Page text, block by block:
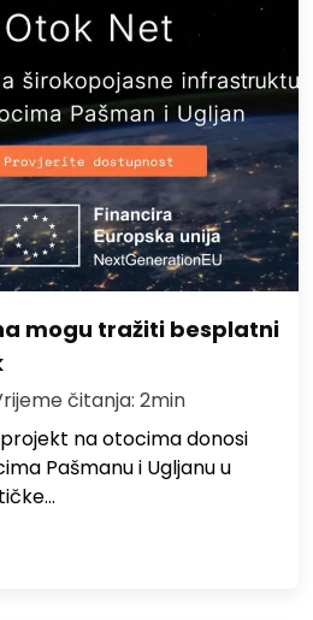
mogu tražiti besplatni
čitanja: 2min
na otocima donosi
Pašmanu i Ugljanu u